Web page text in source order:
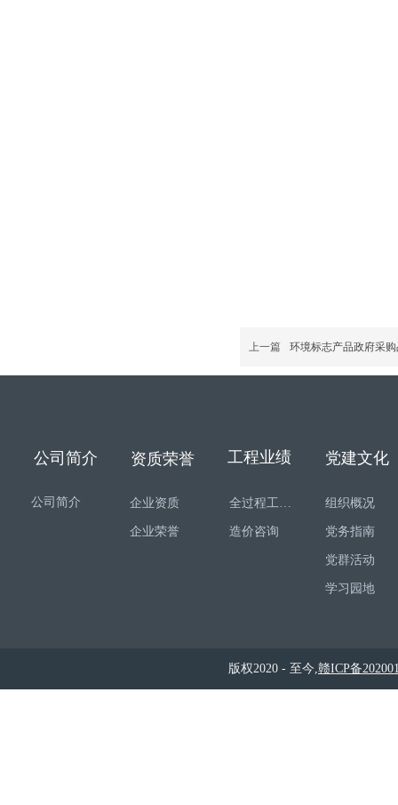
上一篇 环境标志产品政府采
公司简介 全过程工程咨询
造价咨询
组织概况
党务指南
党群活动
学习园地
企业资质
企业荣誉
公司简介 资质荣誉 工程业绩 党建文化
版权2020 - 至今,赣ICP备